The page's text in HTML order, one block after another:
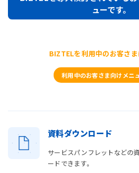
ューです。
BIZTELを利用中のお客さ
利用中のお客さま向けメニ
資料ダウンロード
サービスパンフレットなどの
ードできます。